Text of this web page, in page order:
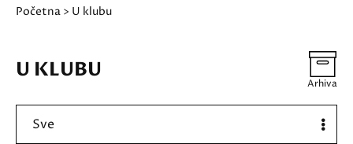
Početna > U klubu
U KLUBU
Sve
Arhiva